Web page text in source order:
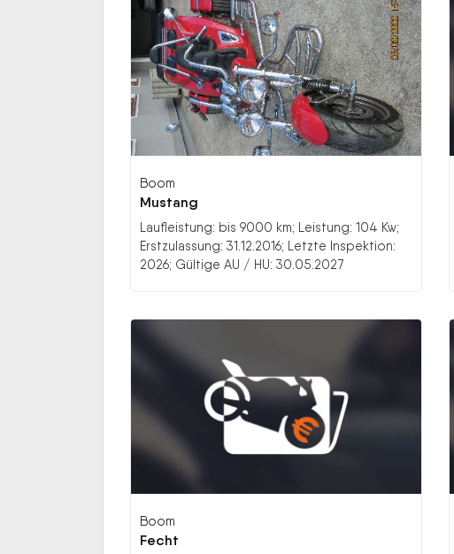
Boom
Mustang
Laufleistung: bis 9000 km; Leistung: 104 Kw;
Erstzulassung: 31.12.2016; Letzte Inspektion:
2026; Gültige AU / HU: 30.05.2027
Boom
Fecht